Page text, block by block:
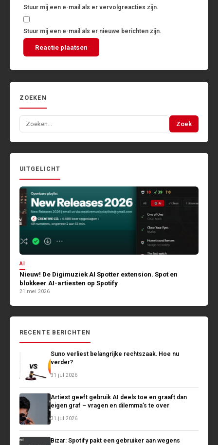
Stuur mij een e-mail als er vervolgreacties zijn.
Stuur mij een e-mail als er nieuwe berichten zijn.
ZOEKEN
Zoeken
naar:
Zoek
UITGELICHT
AI
Nieuw! De Digimuziek AI Spotter extension. Spot en
blokkeer AI-artiesten op Spotify
21 mei 2026
RECENTE BERICHTEN
Suno verliest belangrijke rechtszaak. Hoe nu
verder?
31 jul 2026
Artiest geeft gebruik AI deels toe en graaft dan
eigen graf – vragen en dilemma’s te over
31 jul 2026
Bizar: Spotify pakt een gebruiker aan wegens